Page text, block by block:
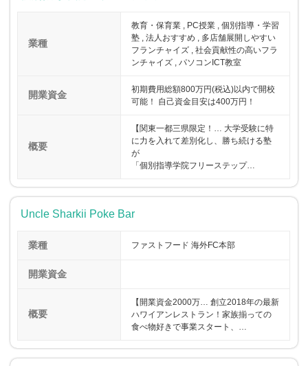
業種
教育・保育業 , PC授業 , 個別指導・学習
塾 , 法人おすすめ , 多店舗展開しやすい
フランチャイズ , 社会貢献性の高いフラ
ンチャイズ , パソコンICT教室
開業資金
初期費用総額800万円(税込)以内で開校
可能！ 自己資金目安は400万円！
概要
【関東一都三県限定！… 大学受験に特
に力を入れて差別化し、勝ち続ける塾
が
「個別指導学院フリーステップ…
Uncle Sharkii Poke Bar
業種 ファストフード 海外FC本部
開業資金
概要
【開業資金2000万… 創立2018年の最新
ハワイアンレストラン！家族揃っての
食べ物好きで事業スタート、…